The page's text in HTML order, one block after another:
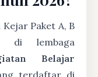
Paket A, B
di lembaga
Belajar
terdaftar di